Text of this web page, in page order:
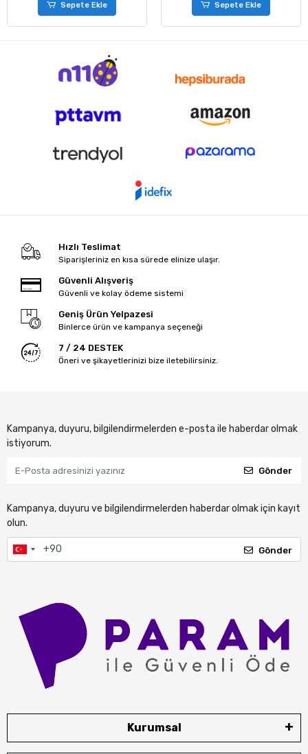
Sepete Ekle Sepete Ekle
Hızlı Teslimat
Siparişleriniz en kısa sürede elinize ulaşır.
Güvenli Alışveriş
Güvenli ve kolay ödeme sistemi
Geniş Ürün Yelpazesi
Binlerce ürün ve kampanya seçeneği
7 / 24 DESTEK
Öneri ve şikayetlerinizi bize iletebilirsiniz.
Kampanya, duyuru, bilgilendirmelerden e-posta ile haberdar olmak
istiyorum.
Gönder
Kampanya, duyuru ve bilgilendirmelerden haberdar olmak için kayıt
olun.
Gönder
Kurumsal